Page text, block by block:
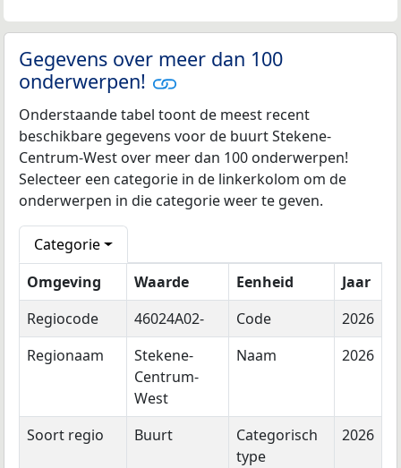
Gegevens over meer dan 100
onderwerpen!
Onderstaande tabel toont de meest recent
beschikbare gegevens voor de buurt Stekene-
Centrum-West over meer dan 100 onderwerpen!
Selecteer een categorie in de linkerkolom om de
onderwerpen in die categorie weer te geven.
Categorie
Omgeving
Waarde Eenheid
Jaar
Regiocode
46024A02- Code
2026
Regionaam
Stekene-
Centrum-
West
Naam 2026
Soort regio Buurt
Categorisch
type
2026